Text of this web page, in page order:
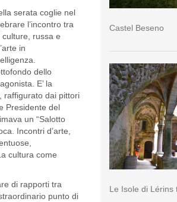
serata coglie nel
l’incontro tra
russa e
in
dello
E’ la
raffigurato dai pittori
Presidente del
un “Salotto
Incontri d’arte,
cultura come
di rapporti tra
punto di
Castel Beseno
Le Isole di Lérins